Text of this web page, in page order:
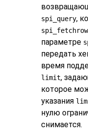
spi_query,
spi_fetchrow
параметре
передать
время
limit,
которое
указания
нулю
снимается.